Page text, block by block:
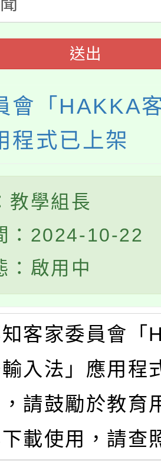
送出
會「HAKKA
程式已上架
教學組長
：2024-10-22
：啟用中
客家委員會「
入法」應用程
請鼓勵於教育
載使用，請查